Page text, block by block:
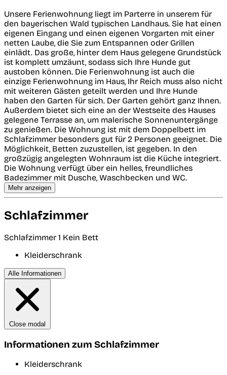
Unsere Ferienwohnung liegt im Parterre in unserem für
den bayerischen Wald typischen Landhaus. Sie hat einen
eigenen Eingang und einen eigenen Vorgarten mit einer
netten Laube, die Sie zum Entspannen oder Grillen
einlädt. Das große, hinter dem Haus gelegene Grundstück
ist komplett umzäunt, sodass sich Ihre Hunde gut
austoben können. Die Ferienwohnung ist auch die
einzige Ferienwohnung im Haus, Ihr Reich muss also nicht
mit weiteren Gästen geteilt werden und Ihre Hunde
haben den Garten für sich. Der Garten gehört ganz Ihnen.
Außerdem bietet sich eine an der Westseite des Hauses
gelegene Terrasse an, um malerische Sonnenuntergänge
zu genießen. Die Wohnung ist mit dem Doppelbett im
Schlafzimmer besonders gut für 2 Personen geeignet. Die
Möglichkeit, Betten zuzustellen, ist gegeben. In den
großzügig angelegten Wohnraum ist die Küche integriert.
Die Wohnung verfügt über ein helles, freundliches
Badezimmer mit Dusche, Waschbecken und WC.
Mehr anzeigen
Schlafzimmer
Schlafzimmer 1 Kein Bett
Kleiderschrank
Alle Informationen
Close modal
Informationen zum Schlafzimmer
Kleiderschrank